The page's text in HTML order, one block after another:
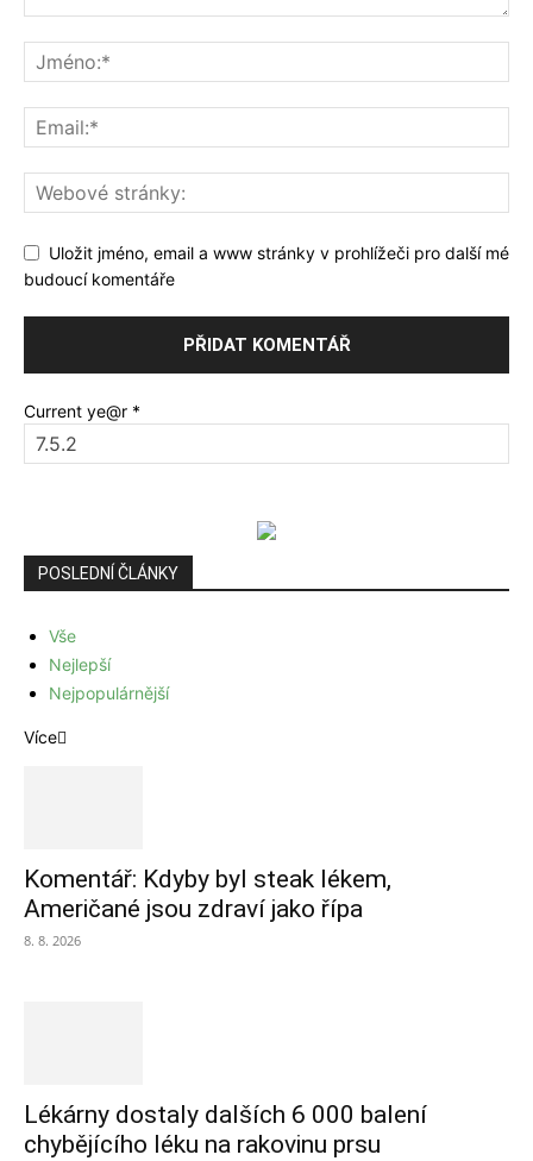
Uložit jméno, email a www stránky v prohlížeči pro další mé
budoucí komentáře
Current ye@r *
POSLEDNÍ ČLÁNKY
Vše
Nejlepší
Nejpopulárnější
Více
Komentář: Kdyby byl steak lékem,
Američané jsou zdraví jako řípa
8. 8. 2026
Lékárny dostaly dalších 6 000 balení
chybějícího léku na rakovinu prsu